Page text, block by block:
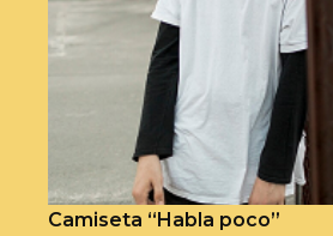
Camiseta “Habla poco”